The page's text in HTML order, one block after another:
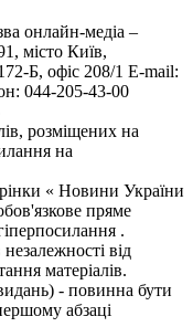
онлайн-медіа –
місто Київ,
Б, офіс 208/1 E-mail:
044-205-43-00
розміщених на
на
« Новини України
пряме
.
від
матеріалів.
- повинна бути
абзаці